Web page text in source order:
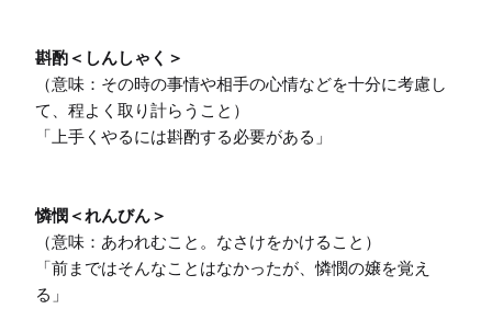
斟酌＜しんしゃく＞
（意味：その時の事情や相手の心情などを十分に考慮し
て、程よく取り計らうこと）
「上手くやるには斟酌する必要がある」
憐憫＜れんびん＞
（意味：あわれむこと。なさけをかけること）
「前まではそんなことはなかったが、憐憫の嬢を覚え
る」